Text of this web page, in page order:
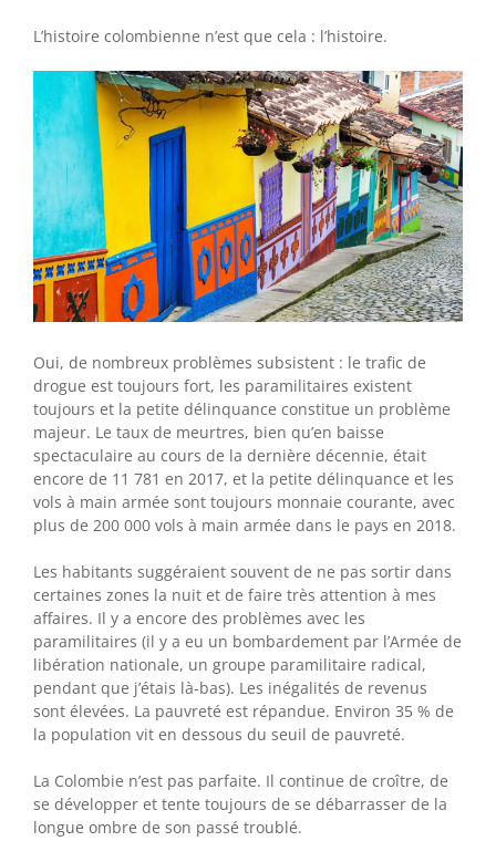
L’histoire colombienne n’est que cela : l’histoire.
Oui, de nombreux problèmes subsistent : le trafic de
drogue est toujours fort, les paramilitaires existent
toujours et la petite délinquance constitue un problème
majeur. Le taux de meurtres, bien qu’en baisse
spectaculaire au cours de la dernière décennie, était
encore de 11 781 en 2017, et la petite délinquance et les
vols à main armée sont toujours monnaie courante, avec
plus de 200 000 vols à main armée dans le pays en 2018.
Les habitants suggéraient souvent de ne pas sortir dans
certaines zones la nuit et de faire très attention à mes
affaires. Il y a encore des problèmes avec les
paramilitaires (il y a eu un bombardement par l’Armée de
libération nationale, un groupe paramilitaire radical,
pendant que j’étais là-bas). Les inégalités de revenus
sont élevées. La pauvreté est répandue. Environ 35 % de
la population vit en dessous du seuil de pauvreté.
La Colombie n’est pas parfaite. Il continue de croître, de
se développer et tente toujours de se débarrasser de la
longue ombre de son passé troublé.